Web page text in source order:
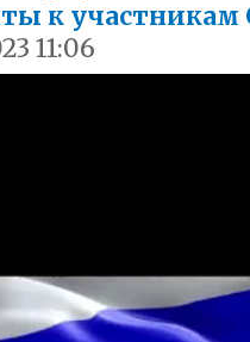
к участникам
11:06